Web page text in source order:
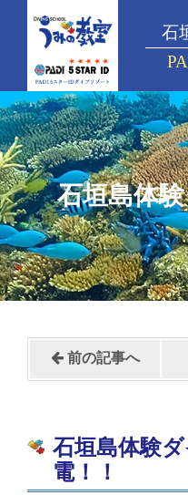
石
石垣島体
前の記事へ
石垣島体験
電！！